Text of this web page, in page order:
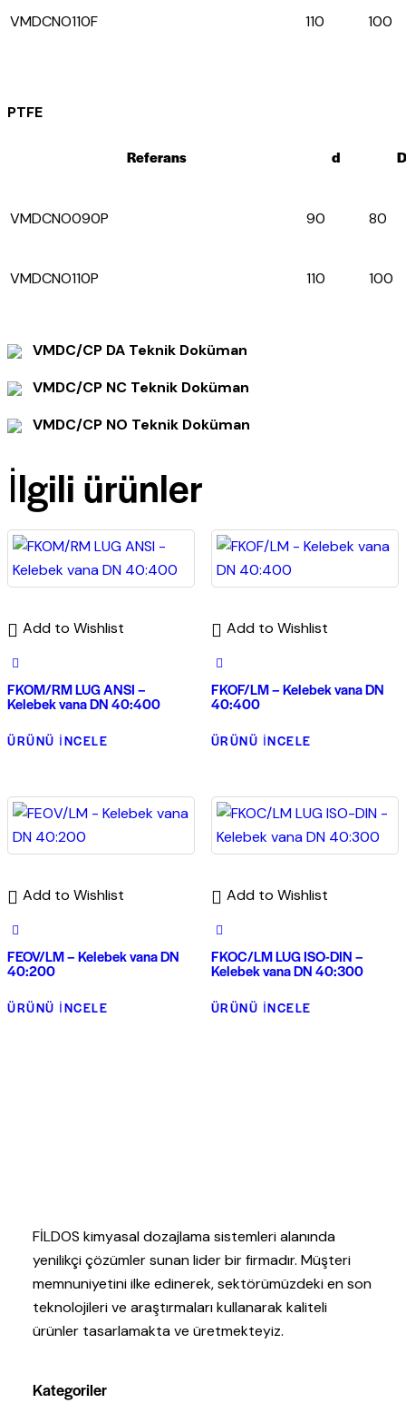
VMDCNO110F 110 100
PTFE
Referans d
VMDCNO090P 90 80
VMDCNO110P 110 100
VMDC/CP DA Teknik Doküman
VMDC/CP NC Teknik Doküman
VMDC/CP NO Teknik Doküman
İlgili ürünler
Add to Wishlist
FKOM/RM LUG ANSI –
Kelebek vana DN 40:400
ÜRÜNÜ İNCELE
Add to Wishlist
FKOF/LM – Kelebek vana DN
40:400
ÜRÜNÜ İNCELE
Add to Wishlist
FEOV/LM – Kelebek vana DN
40:200
ÜRÜNÜ İNCELE
Add to Wishlist
FKOC/LM LUG ISO-DIN –
Kelebek vana DN 40:300
ÜRÜNÜ İNCELE
FİLDOS kimyasal dozajlama sistemleri alanında
yenilikçi çözümler sunan lider bir firmadır. Müşteri
memnuniyetini ilke edinerek, sektörümüzdeki en son
teknolojileri ve araştırmaları kullanarak kaliteli
ürünler tasarlamakta ve üretmekteyiz.
Kategoriler